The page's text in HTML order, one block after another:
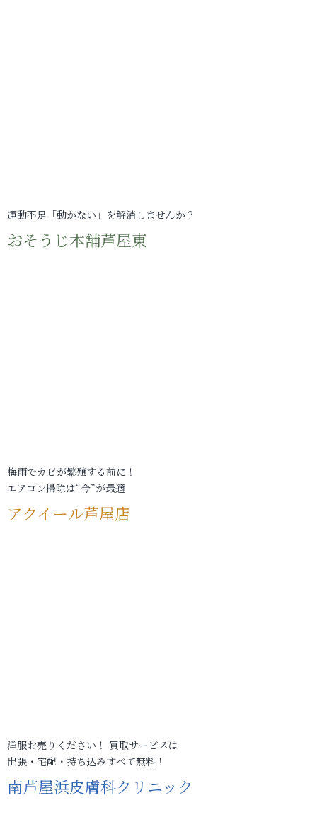
運動不足「動かない」を解消しませんか？
おそうじ本舗芦屋東
梅雨でカビが繁殖する前に！
エアコン掃除は“今”が最適
アクイール芦屋店
洋服お売りください！ 買取サービスは
出張・宅配・持ち込みすべて無料！
南芦屋浜皮膚科クリニック